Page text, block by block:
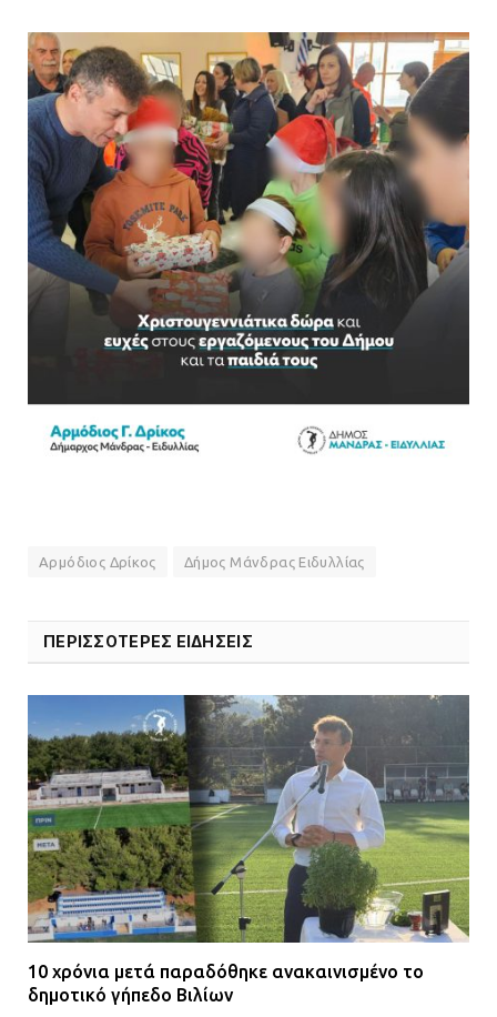
Αρμόδιος Δρίκος Δήμος Μάνδρας Ειδυλλίας
ΠΕΡΙΣΣΟΤΕΡΕΣ ΕΙΔΗΣΕΙΣ
10 χρόνια μετά παραδόθηκε ανακαινισμένο το
δημοτικό γήπεδο Βιλίων